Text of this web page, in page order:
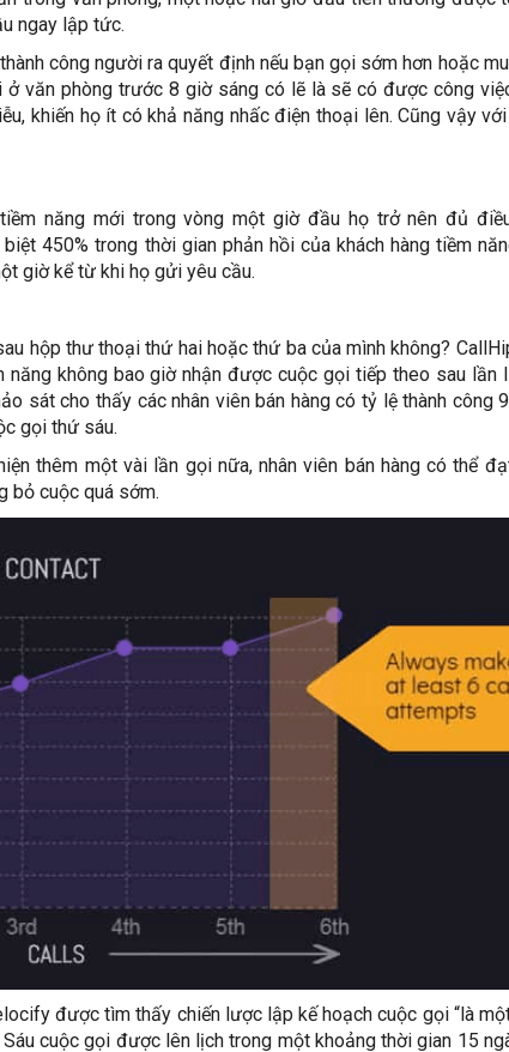
ngay lập tức.
công người ra quyết định nếu bạn gọi sớm hơn hoặc
ở văn phòng trước 8 giờ sáng có lẽ là sẽ có được công
khiến họ ít có khả năng nhấc điện thoại lên. Cũng vậy
năng mới trong vòng một giờ đầu họ trở nên đủ
450% trong thời gian phản hồi của khách hàng tiềm
giờ kể từ khi họ gửi yêu cầu.
hộp thư thoại thứ hai hoặc thứ ba của mình không?
năng không bao giờ nhận được cuộc gọi tiếp theo sau lần
sát cho thấy các nhân viên bán hàng có tỷ lệ thành công
gọi thứ sáu.
thêm một vài lần gọi nữa, nhân viên bán hàng có thể
bỏ cuộc quá sớm.
được tìm thấy chiến lược lập kế hoạch cuộc gọi “là
Sáu cuộc gọi được lên lịch trong một khoảng thời gian 15